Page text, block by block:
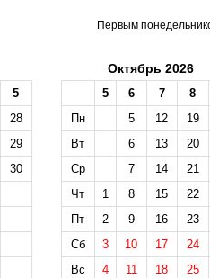
Первым
5
28
29
30
Октябрь 2026
5 6 7
8
Пн
5 12
19
Вт
6 13
20
Ср
7 14
21
Чт
1 8 15
22
Пт
2 9 16
23
Сб
3 10 17
24
Вс
4 11 18 25